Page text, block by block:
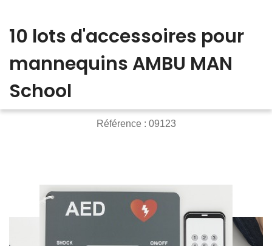
10 lots d'accessoires pour
mannequins AMBU MAN
School
Référence : 09123